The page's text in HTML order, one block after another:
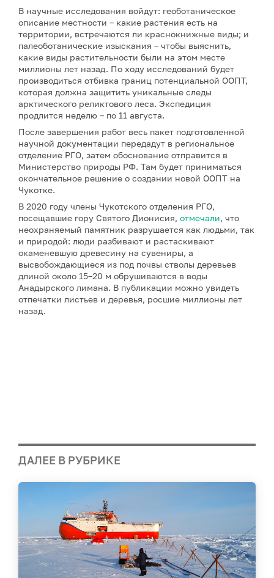
В научные исследования войдут: геоботаническое
описание местности – какие растения есть на
территории, встречаются ли краснокнижные виды; и
палеоботанические изыскания – чтобы выяснить,
какие виды растительности были на этом месте
миллионы лет назад. По ходу исследований будет
производиться отбивка границ потенциальной ООПТ,
которая должна защитить уникальные следы
арктического реликтового леса. Экспедиция
продлится неделю – по 11 августа.
После завершения работ весь пакет подготовленной
научной документации передадут в региональное
отделение РГО, затем обоснование отправится в
Министерство природы РФ. Там будет приниматься
окончательное решение о создании новой ООПТ на
Чукотке.
В 2020 году члены Чукотского отделения РГО,
посещавшие гору Святого Дионисия, отмечали, что
неохраняемый памятник разрушается как людьми, так
и природой: люди разбивают и растаскивают
окаменевшую древесину на сувениры, а
высвобождающиеся из под почвы стволы деревьев
длиной около 15–20 м обрушиваются в воды
Анадырского лимана. В публикации можно увидеть
отпечатки листьев и деревья, росшие миллионы лет
назад.
ДАЛЕЕ В РУБРИКЕ